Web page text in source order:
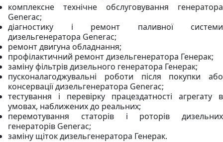
комплексне технічне обслуговування генератора
Generac;
діагностику і ремонт паливної системи
дизельгенератора Generac;
ремонт двигуна обладнання;
профілактичний ремонт дизельгенератора Генерак;
заміну фільтрів дизельного генератора Генерак;
пусконалагоджувальні роботи після покупки або
консервації дизельгенератора Generac;
тестування і перевірку працездатності агрегату в
умовах, наближених до реальних;
перемотування статорів і роторів дизельних
генераторів Generac;
заміну щіток дизельгенератора Генерак.